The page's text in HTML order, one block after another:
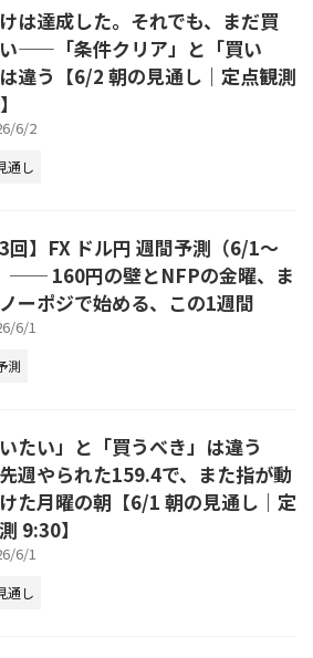
は達成した。それでも、まだ買
——「条件クリア」と「買い
違う【6/2 朝の見通し｜定点観測
6/2
通し
3回】FX ドル円 週間予測（6/1〜
── 160円の壁とNFPの金曜、ま
ーポジで始める、この1週間
6/1
測
いたい」と「買うべき」は違う
やられた159.4で、また指が動
た月曜の朝【6/1 朝の見通し｜定
9:30】
6/1
通し